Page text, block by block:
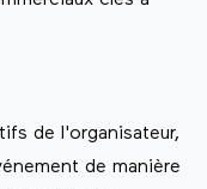
de l'organisateur,
de manière